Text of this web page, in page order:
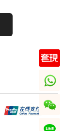
whatsapp